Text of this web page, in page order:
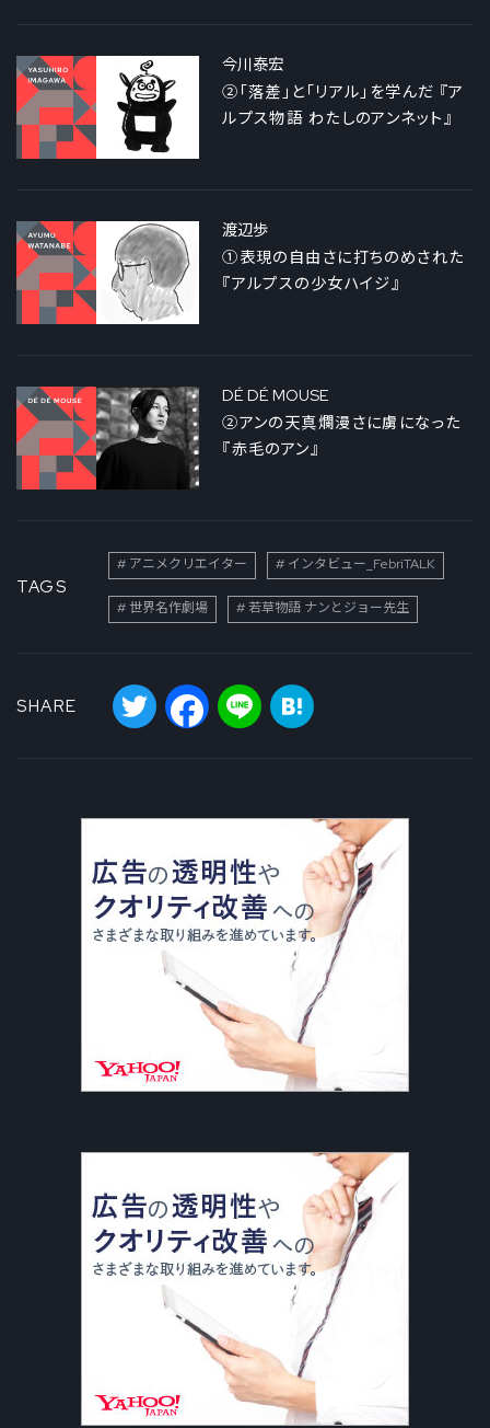
今川泰宏
②「落差」と「リアル」を学んだ 『ア
ルプス物語 わたしのアンネット』
渡辺歩
①表現の自由さに打ちのめされた
『アルプスの少女ハイジ』
DÉ DÉ MOUSE
②アンの天真爛漫さに虜になった
『赤毛のアン』
TAGS
アニメクリエイター インタビュー_FebriTALK
世界名作劇場 若草物語 ナンとジョー先生
SHARE
Twitter Facebook
Line